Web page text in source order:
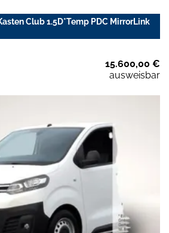
Club 1.5D*Temp PDC MirrorLink
15.600,00 €
ausweisbar